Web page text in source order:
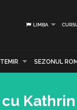
LIMBA
SEZONUL